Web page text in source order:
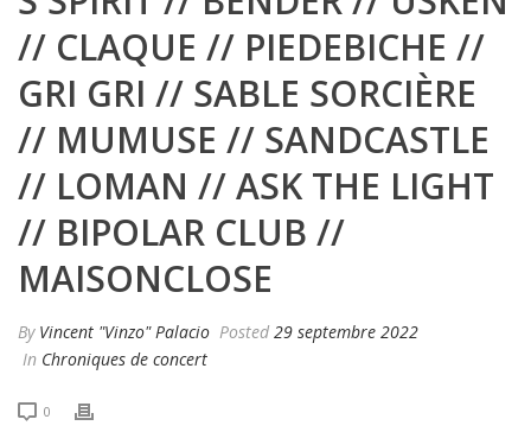
// CLAQUE // PIEDEBICHE //
GRI GRI // SABLE SORCIÈRE
// MUMUSE // SANDCASTLE
// LOMAN // ASK THE LIGHT
// BIPOLAR CLUB //
MAISONCLOSE
By Vincent "Vinzo" Palacio Posted 29 septembre 2022
In Chroniques de concert
0